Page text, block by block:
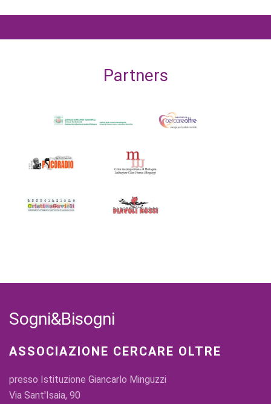
Partners
Sogni&Bisogni
ASSOCIAZIONE CERCARE OLTRE
presso Istituzione Giancarlo Minguzzi
Via Sant'Isaia, 90